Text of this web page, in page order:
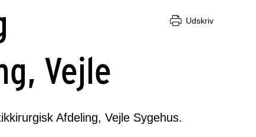
Vejle
Udskriv
Afdeling, Vejle Sygehus.